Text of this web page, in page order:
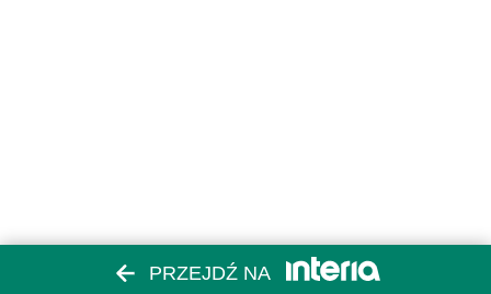
PRZEJDŹ NA